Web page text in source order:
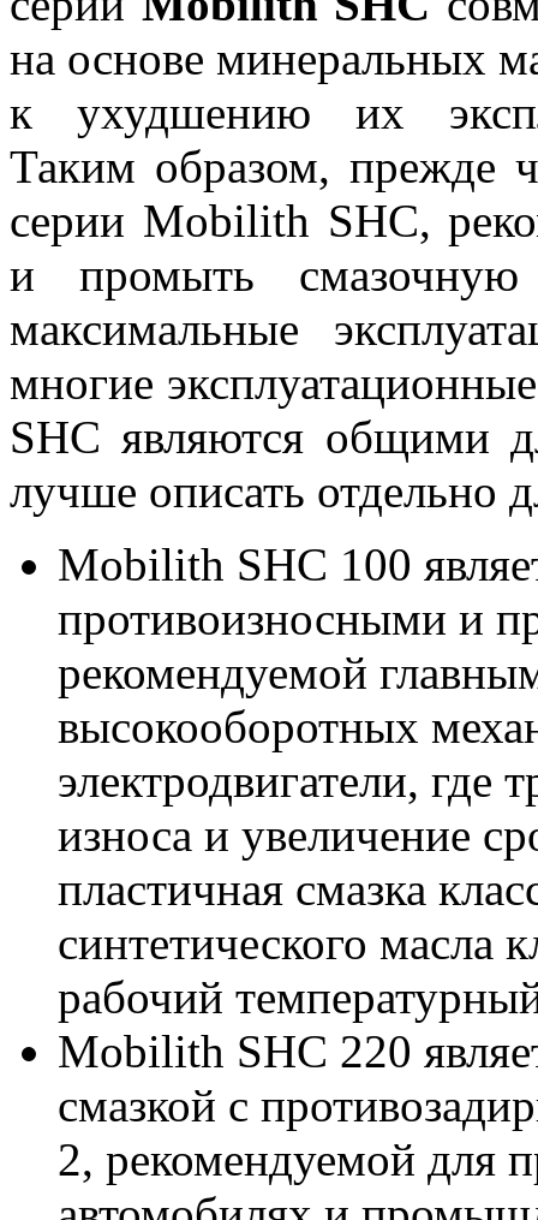
на основе минеральных
к ухудшению их
Таким образом, прежде
серии Mobilith SHC,
и промыть смазочную
максимальные
многие
SHC являются общими
лучше описать отдельно
Mobilith SHC 100
противоизносными и
рекомендуемой
высокооборотных
электродвигатели, где
износа и увеличение
пластичная смазка
синтетического масла
рабочий
Mobilith SHC 220
смазкой с
2, рекомендуемой для